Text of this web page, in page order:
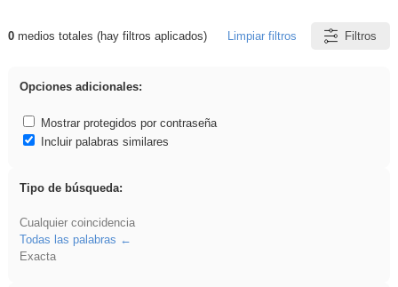
Resultados de: Eventos
0medios totales (hay filtros aplicados) Limpiar filtros Filtros
Opciones adicionales:
Mostrar protegidos por contraseña
Incluir palabras similares
Tipo de búsqueda:
Cualquier coincidencia
Todas las palabras
Exacta